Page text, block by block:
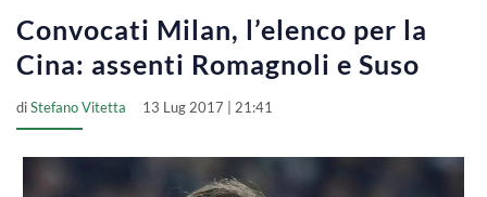
Convocati Milan, l’elenco per la
Cina: assenti Romagnoli e Suso
diStefano Vitetta 13 Lug 2017 | 21:41